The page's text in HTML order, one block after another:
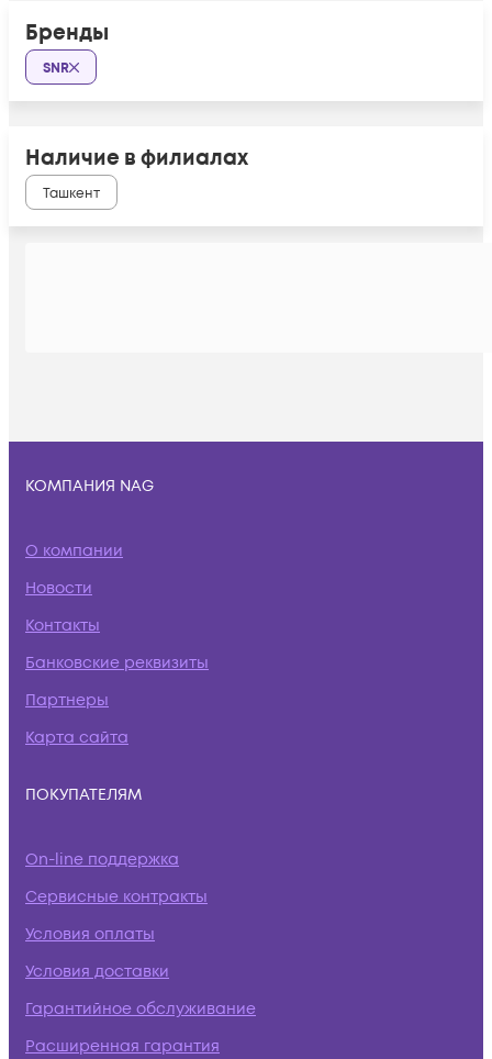
Бренды
SNR
Наличие в филиалах
Ташкент
КОМПАНИЯ NAG
О компании
Новости
Контакты
Банковские реквизиты
Партнеры
Карта сайта
ПОКУПАТЕЛЯМ
On-line поддержка
Сервисные контракты
Условия оплаты
Условия доставки
Гарантийное обслуживание
Расширенная гарантия